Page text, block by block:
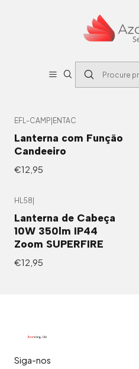
EFL-CAMP|ENTAC
Lanterna com Função
Candeeiro
€12,95
HL58
Lanterna de Cabeça
10W 350lm IP44
Zoom SUPERFIRE
€12,95
Siga-nos